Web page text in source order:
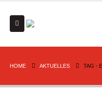
HOME AKTUELLES TAG -